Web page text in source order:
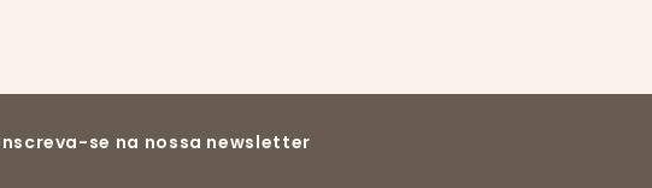
Inscreva-se na nossa newsletter